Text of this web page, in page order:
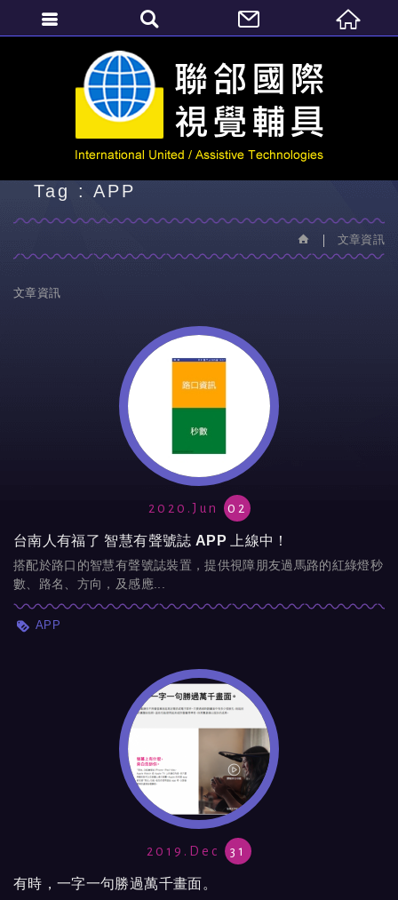
文章資訊
Tag : APP
文章資訊
文章資訊
2020.Jun 02
台南人有福了 智慧有聲號誌 APP 上線中！
搭配於路口的智慧有聲號誌裝置，提供視障朋友過馬路的紅綠燈秒
數、路名、方向，及感應...
APP
2019.Dec 31
有時，一字一句勝過萬千畫面。